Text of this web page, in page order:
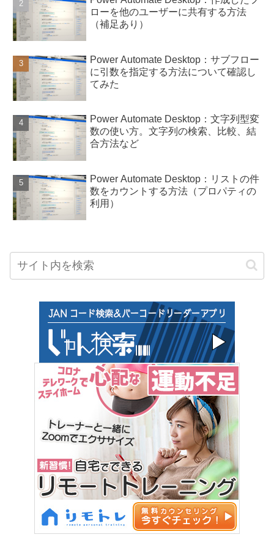
ローを他のユーザーに共有する方法
（補足あり）
Power Automate Desktop：サブフロー
に引数を指定する方法について確認し
てみた
Power Automate Desktop：文字列型変
数の使い方。文字列の検索、比較、結
合方法など
Power Automate Desktop：リストの件
数をカウントする方法（プロパティの
利用）